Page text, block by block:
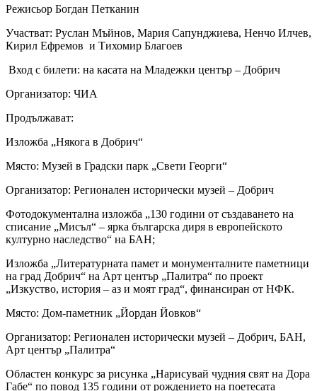
Режисьор Богдан Петканин
Участват: Руслан Мъйнов, Мария Сапунджиева, Ненчо Илчев,
Кирил Ефремов и Тихомир Благоев
Вход с билети: на касата на Младежки център – Добрич
Организатор: ЧИА
Продължават:
Изложба „Някога в Добрич“
Място: Музей в Градски парк „Свети Георги“
Организатор: Регионален исторически музей – Добрич
Фотодокументална изложба „130 години от създаването на
списание „Мисъл“ – ярка българска диря в европейското
културно наследство“ на БАН;
Изложба „Литературната памет и монументалните паметници
на град Добрич“ на Арт център „Палитра“ по проект
„Изкуство, история – аз и моят град“, финансиран от НФК.
Място: Дом-паметник „Йордан Йовков“
Организатор: Регионален исторически музей – Добрич, БАН,
Арт център „Палитра“
Областен конкурс за рисунка „Нарисувай чудния свят на Дора
Габе“ по повод 135 години от рождението на поетесата